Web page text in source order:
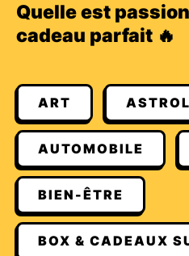
Quelle est
cadeau parfait 🔥
ART
AUTOMOBILE
BIEN-ÊTRE
BOX & CADEAUX